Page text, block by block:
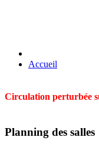
Accueil
Circulation perturbée
Planning des salles